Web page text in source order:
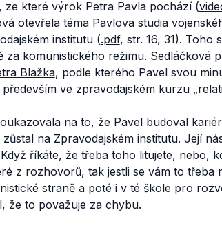
které výrok Petra Pavla pochází (
otevřela téma Pavlova studia
institutu (.pdf, str. 16, 31). Toho
za komunistického režimu. Sedláčková
Blažka, podle kterého Pavel svou
ve zpravodajském kurzu
na to, že Pavel budoval
zůstal na Zpravodajském institutu. Její
říkáte, že třeba toho litujete, nebo,
z rozhovorů, tak jestli se vám to třeba
straně a poté i v té škole pro
že to považuje za chybu.